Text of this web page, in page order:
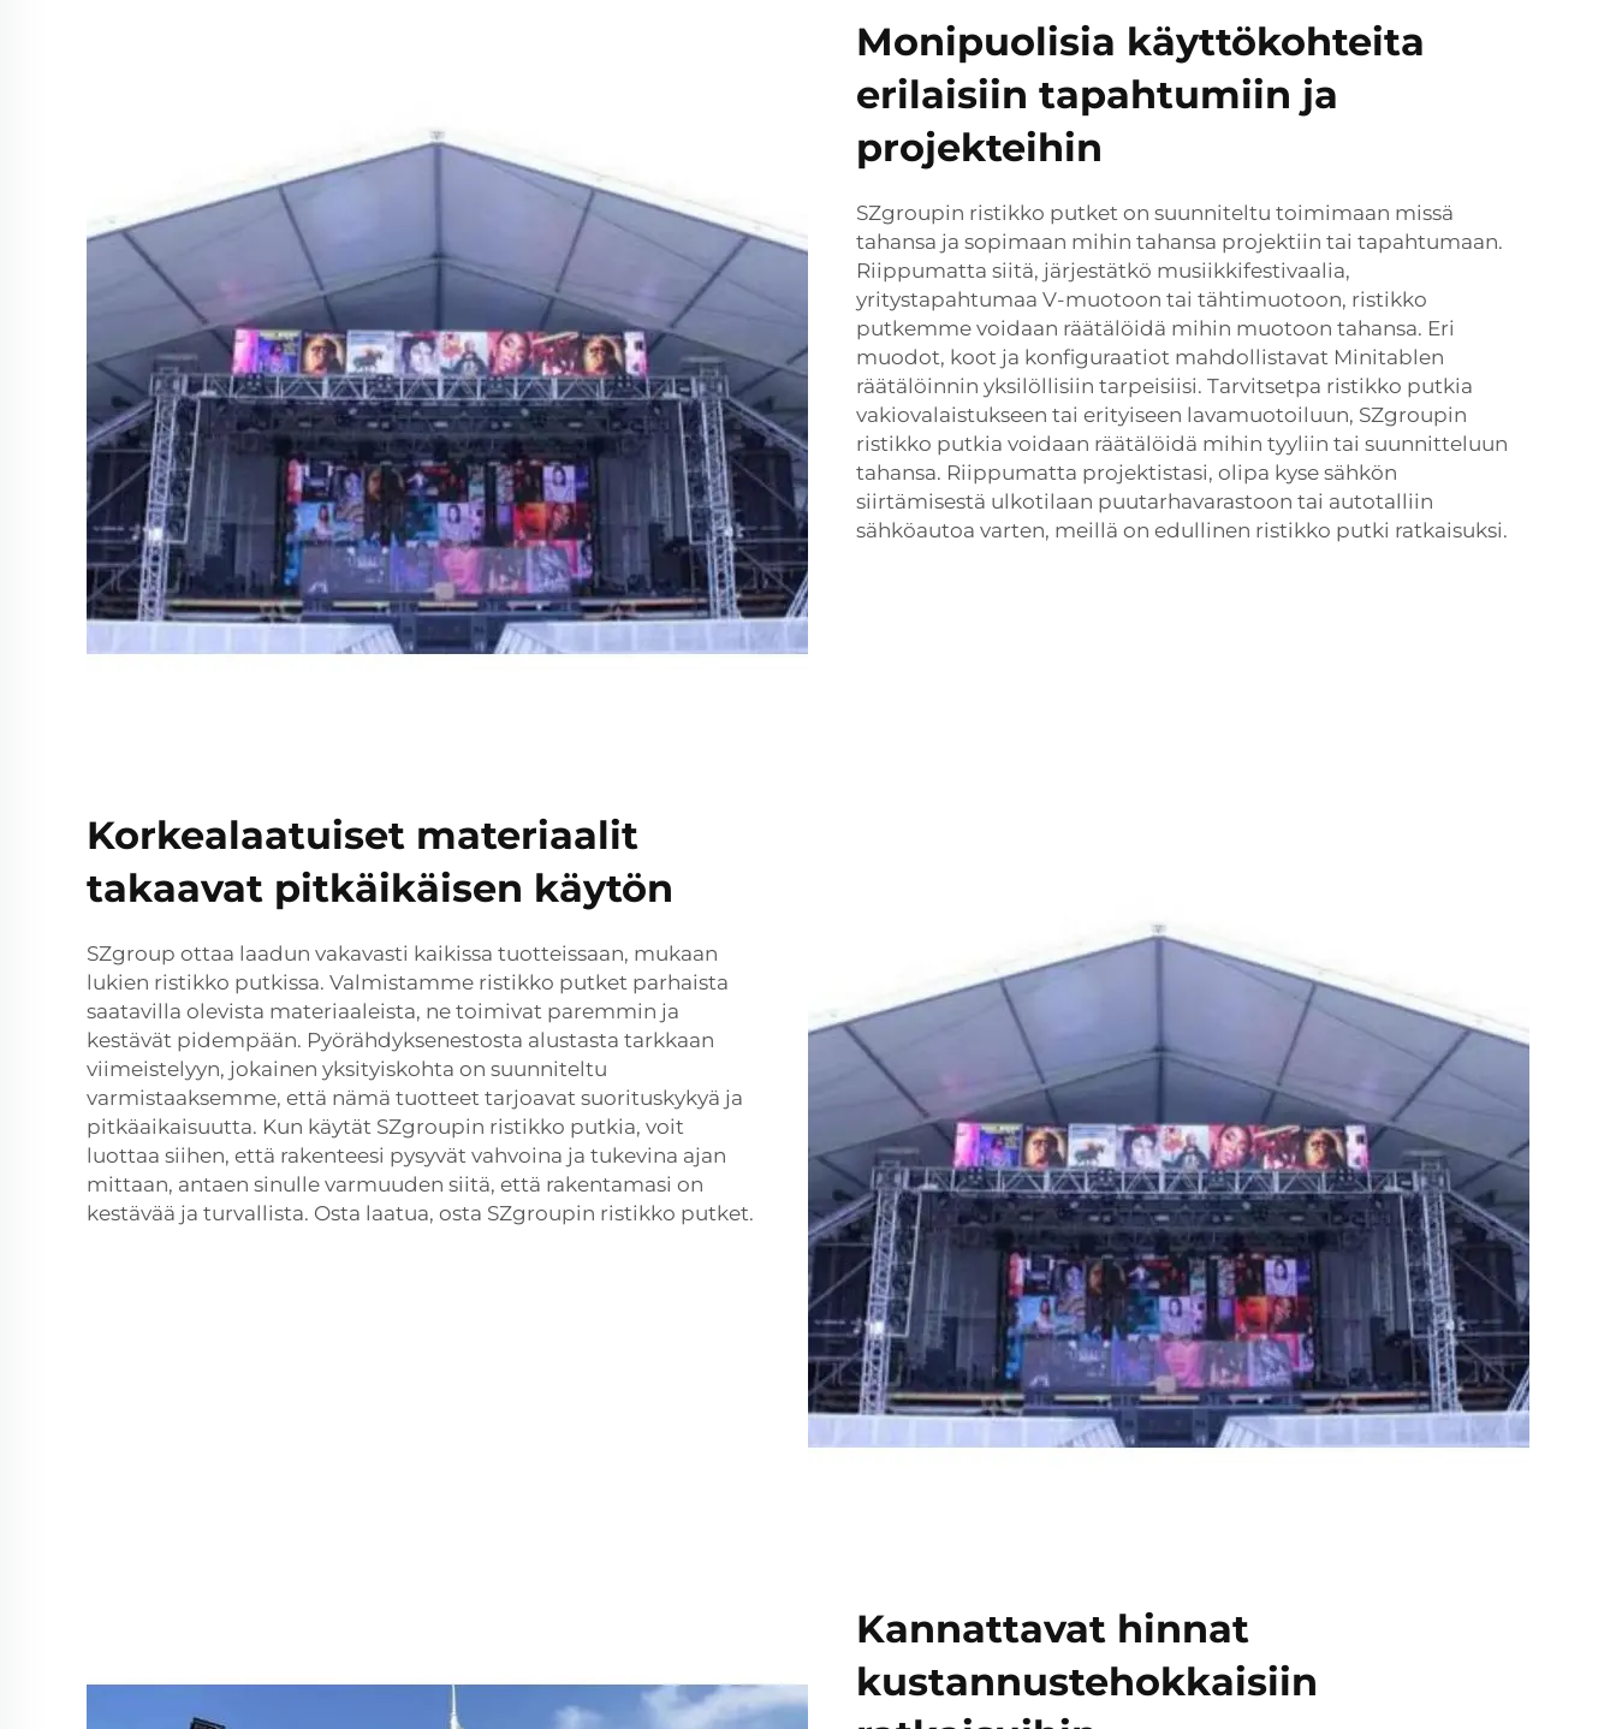
Monipuolisia käyttökohteita
erilaisiin tapahtumiin ja
projekteihin
SZgroupin ristikko putket on suunniteltu toimimaan missä
tahansa ja sopimaan mihin tahansa projektiin tai tapahtumaan.
Riippumatta siitä, järjestätkö musiikkifestivaalia,
yritystapahtumaa V-muotoon tai tähtimuotoon, ristikko
putkemme voidaan räätälöidä mihin muotoon tahansa. Eri
muodot, koot ja konfiguraatiot mahdollistavat Minitablen
räätälöinnin yksilöllisiin tarpeisiisi. Tarvitsetpa ristikko putkia
vakiovalaistukseen tai erityiseen lavamuotoiluun, SZgroupin
ristikko putkia voidaan räätälöidä mihin tyyliin tai suunnitteluun
tahansa. Riippumatta projektistasi, olipa kyse sähkön
siirtämisestä ulkotilaan puutarhavarastoon tai autotalliin
sähköautoa varten, meillä on edullinen ristikko putki ratkaisuksi.
Korkealaatuiset materiaalit
takaavat pitkäikäisen käytön
SZgroup ottaa laadun vakavasti kaikissa tuotteissaan, mukaan
lukien ristikko putkissa. Valmistamme ristikko putket parhaista
saatavilla olevista materiaaleista, ne toimivat paremmin ja
kestävät pidempään. Pyörähdyksenestosta alustasta tarkkaan
viimeistelyyn, jokainen yksityiskohta on suunniteltu
varmistaaksemme, että nämä tuotteet tarjoavat suorituskykyä ja
pitkäaikaisuutta. Kun käytät SZgroupin ristikko putkia, voit
luottaa siihen, että rakenteesi pysyvät vahvoina ja tukevina ajan
mittaan, antaen sinulle varmuuden siitä, että rakentamasi on
kestävää ja turvallista. Osta laatua, osta SZgroupin ristikko putket.
Kannattavat hinnat
kustannustehokkaisiin